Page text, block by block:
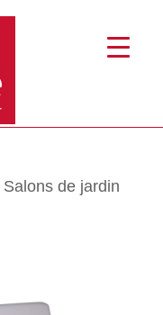
Salons de jardin